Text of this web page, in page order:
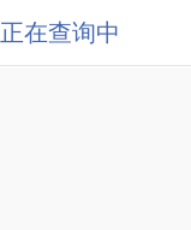
正在查询中